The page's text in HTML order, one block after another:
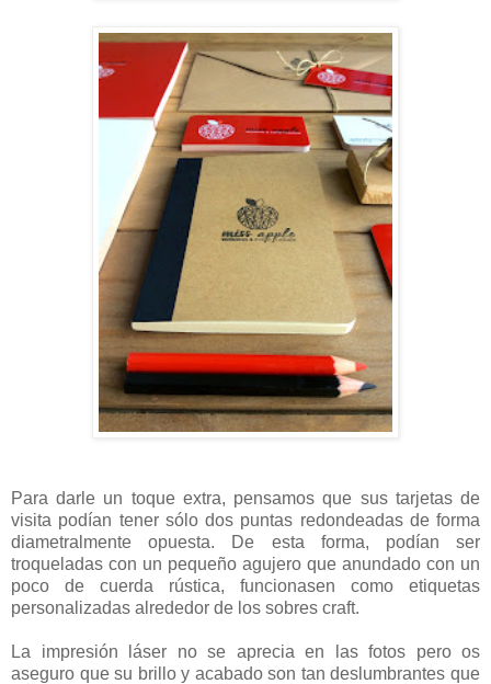
Para darle un toque extra, pensamos que sus tarjetas de
visita podían tener sólo dos puntas redondeadas de forma
diametralmente opuesta. De esta forma, podían ser
troqueladas con un pequeño agujero que anundado con un
poco de cuerda rústica, funcionasen como etiquetas
personalizadas alrededor de los sobres craft.
La impresión láser no se aprecia en las fotos pero os
aseguro que su brillo y acabado son tan deslumbrantes que